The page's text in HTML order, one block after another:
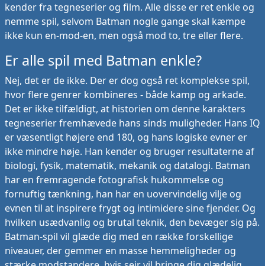
kender fra tegneserier og film. Alle disse er ret enkle og
nemme spil, selvom Batman nogle gange skal kæmpe
ikke kun en-mod-en, men også mod to, tre eller flere.
Er alle spil med Batman enkle?
Nej, det er de ikke. Der er dog også ret komplekse spil,
hvor flere genrer kombineres - både kamp og arkade.
Det er ikke tilfældigt, at historien om denne karakters
tegneserier fremhævede hans sinds muligheder. Hans IQ
er væsentligt højere end 180, og hans logiske evner er
ikke mindre høje. Han kender og bruger resultaterne af
biologi, fysik, matematik, mekanik og datalogi. Batman
har en fremragende fotografisk hukommelse og
fornuftig tænkning, han har en uovervindelig vilje og
evnen til at inspirere frygt og intimidere sine fjender. Og
hvilken usædvanlig og brutal teknik, den bevæger sig på.
Batman-spil vil glæde dig med en række forskellige
niveauer, der gemmer en masse hemmeligheder og